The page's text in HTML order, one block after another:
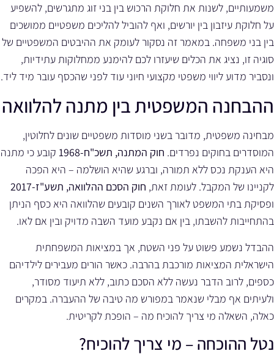
משמעותיים, לשנות את חלוקת הרכוש בין בני זוג מתגרשים, להשפיע
על חלוקת עיזבון בין יורשים, ואף להוביל להליכים משפטיים ממושכים
בין בני משפחה. במאמר זה נסקור לעומק את ההיבטים המשפטיים של
סוגיה זו, נציג את הכלים שיעזרו לכם להימנע ממחלוקות עתידיות,
ונסביר מדוע ליווי משפטי מקצועי חיוני עוד לפני שהכסף עובר מיד ליד.
ההבחנה המשפטית בין מתנה להלוואה
מבחינה משפטית, מדובר בשני מוסדות משפטיים שונים לחלוטין,
המוסדרים בחוקים נפרדים. חוק המתנה, תשכ"ח-1968
קובע כי מתנה
היא הענקת נכס ללא תמורה, וברגע שהיא הושלמה – היא הפכה
לקניינו של המקבל. לעומת זאת, חוק הסכם ההלוואה, תשע"ז-2017
ופסיקת בתי המשפט לאורך השנים קובעים שהלוואה היא כסף הניתן
בהתחייבות להשבתו, בין אם נקבע מועד השבה מדויק ובין אם לאו.
ההבדל נשמע פשוט על פני השטח, אך במציאות המשפחתית
הישראלית המציאות מורכבת בהרבה. כאשר הורים מעבירים לילדיהם
כספים, לרוב הדבר נעשה ללא הסכם כתוב, ללא תיעוד מסודר,
ולעיתים אף מבלי שנאמר במפורש מה טיבה של ההעברה. במקרים
כאלה, השאלה מי צריך להוכיח מה – הופכת לקריטית.
נטל ההוכחה – מי צריך להוכיח?